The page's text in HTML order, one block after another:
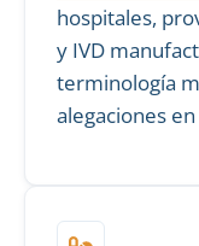
hospitales,
y IVD
terminología
alegaciones